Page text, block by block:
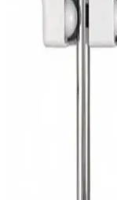
Badem10
İki Badem10